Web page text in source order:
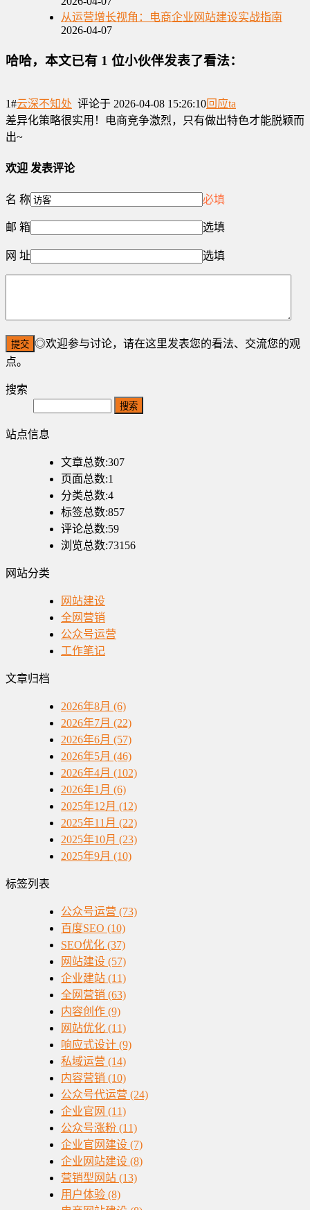
从运营增长视角：电商企业网站建设实战指南
2026-04-07
哈哈，本文已有 1 位小伙伴发表了看法：
1#云深不知处 评论于 2026-04-08 15:26:10回应ta
差异化策略很实用！电商竞争激烈，只有做出特色才能脱颖而
出~
欢迎 发表评论
名 称 必填
邮 箱 选填
网 址 选填
◎欢迎参与讨论，请在这里发表您的看法、交流您的观
点。
搜索
Search
站点信息
文章总数:307
页面总数:1
分类总数:4
标签总数:857
评论总数:59
浏览总数:73156
网站分类
网站建设
全网营销
公众号运营
工作笔记
文章归档
2026年8月 (6)
2026年7月 (22)
2026年6月 (57)
2026年5月 (46)
2026年4月 (102)
2026年1月 (6)
2025年12月 (12)
2025年11月 (22)
2025年10月 (23)
2025年9月 (10)
标签列表
公众号运营 (73)
百度SEO (10)
SEO优化 (37)
网站建设 (57)
企业建站 (11)
全网营销 (63)
内容创作 (9)
网站优化 (11)
响应式设计 (9)
私域运营 (14)
内容营销 (10)
公众号代运营 (24)
企业官网 (11)
公众号涨粉 (11)
企业官网建设 (7)
企业网站建设 (8)
营销型网站 (13)
用户体验 (8)